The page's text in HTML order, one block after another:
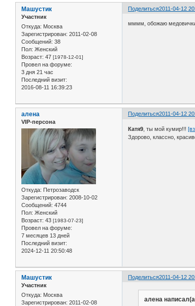
Поделиться2011-04-12
Машустик
Участник
Откуда: Москва
Зарегистрирован: 2011-02-08
Сообщений: 38
Пол: Женский
Возраст: 47 [1978-12-01]
Провел на форуме:
3 дня 21 час
Последний визит:
2016-08-11 16:39:23
мммм, обожаю
Поделиться2011-04-12
алена
VIP-персона
Откуда: Петрозаводск
Зарегистрирован: 2008-10-02
Сообщений: 4744
Пол: Женский
Возраст: 43 [1983-07-23]
Провел на форуме:
7 месяцев 13 дней
Последний визит:
2024-12-11 20:50:48
Катя9 , ты мой кумир!!!
Здорово, классно,
Поделиться2011-04-12
Машустик
Участник
Откуда: Москва
Зарегистрирован: 2011-02-08
алена